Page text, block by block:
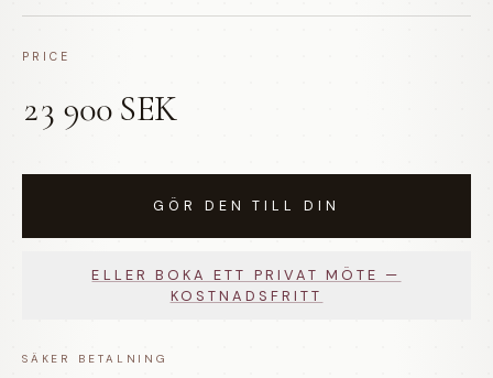
PRICE
23 900 SEK
GÖR DEN TILL DIN
ELLER BOKA ETT PRIVAT MÖTE —
KOSTNADSFRITT
SÄKER BETALNING